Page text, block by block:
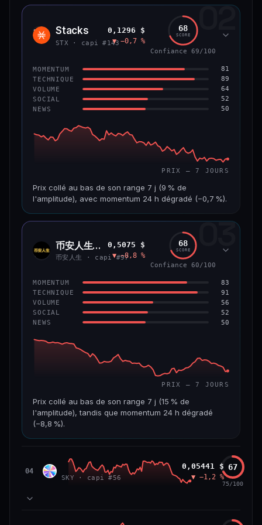
CAP. MARCHÉ VOLUME 24 H
VAR. 7 J VAR. 30 J
−9,9 %
VS ATH
−55,9 %
CONFIANCE 66/100
02
STX Stacks
STX · capi #143
0,1296 $
▼ −0,7 %
68
SCORE
Confiance 69/100
MOMENTUM 81
TECHNIQUE 89
VOLUME 64
SOCIAL 52
NEWS 50
PRIX — 7 JOURS
Prix collé au bas de son range 7 j (9 % de
l'amplitude), avec momentum 24 h dégradé (−0,7 %).
CAP. MARCHÉ VOLUME 24 H
VAR. 7 J VAR. 30 J
−22,2 %
VS ATH
−96,6 %
RANG CAPI.
#143
CONFIANCE 69/100
03
币安
人生
币安人生 (BinanceLife)
币安人生 · capi #97
0,5075 $
▼ −8,8 %
68
SCORE
Confiance 60/100
MOMENTUM 83
TECHNIQUE 91
VOLUME 56
SOCIAL 52
NEWS 50
PRIX — 7 JOURS
Prix collé au bas de son range 7 j (15 % de
l'amplitude), tandis que momentum 24 h dégradé
(−8,8 %).
508 M$ 8,7 M$
VAR. 7 J VAR. 30 J
04 SKY Sky
SKY · capi #56
0,05441 $
▼ −1,2 %
67
75/100
78